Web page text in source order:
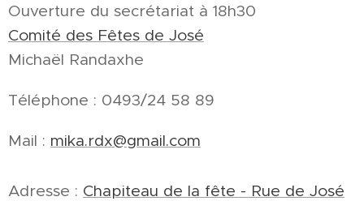
Ouverture du secrétariat à 18h30
Comité des Fêtes de José
Michaël Randaxhe
Téléphone : 0493/24 58 89
Mail : mika.rdx@gmail.com
Adresse : Chapiteau de la fête - Rue de José